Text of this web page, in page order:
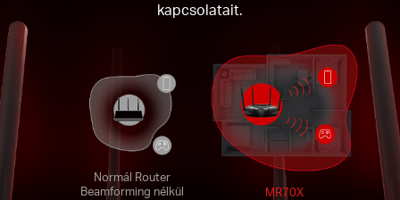
kapcsolatait.
Normál Router
Beamforming nélkül
MR70X